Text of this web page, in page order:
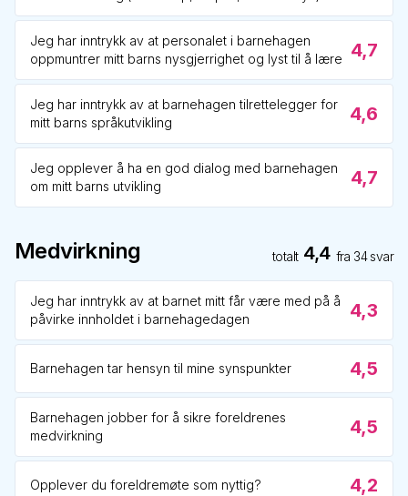
Jeg har inntrykk av at personalet i barnehagen
oppmuntrer mitt barns nysgjerrighet og lyst til å lære
4,7
Jeg har inntrykk av at barnehagen tilrettelegger for
mitt barns språkutvikling
4,6
Jeg opplever å ha en god dialog med barnehagen
om mitt barns utvikling
4,7
Medvirkning totalt 4,4 fra 34svar
Jeg har inntrykk av at barnet mitt får være med på å
påvirke innholdet i barnehagedagen
4,3
Barnehagen tar hensyn til mine synspunkter 4,5
Barnehagen jobber for å sikre foreldrenes
medvirkning
4,5
Opplever du foreldremøte som nyttig? 4,2